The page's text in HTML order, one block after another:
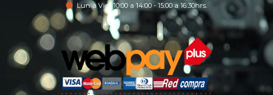
Lun a Vier 10:00 a 14:00 - 15:00 a 16:30hrs.